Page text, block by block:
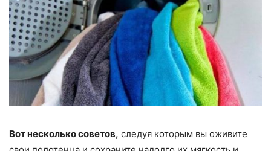
Вот несколько советов, следуя которым вы оживите